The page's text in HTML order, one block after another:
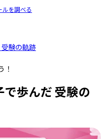
ルを調べる
験の軌跡
！
歩んだ 受験の